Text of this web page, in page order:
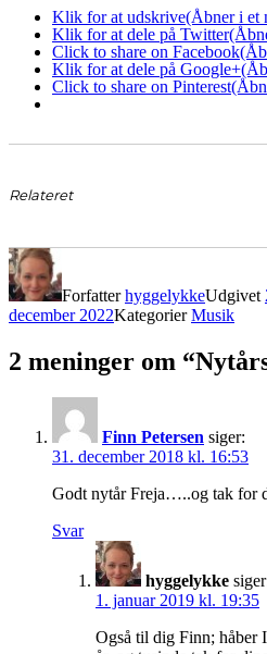
Klik for at udskrive(Åbner i et
Klik for at dele på
Click to share on
Klik for at dele på
Click to share on
Relateret
ForfatterhyggelykkeUdgivet
december 2022KategorierMusik
2 meninger om
Finn Petersen siger:
31. december 2018 kl. 16:53
Godt nytår Freja…..og tak for
Svar
hyggelykke
1. januar 2019 kl. 19:35
Også til dig Finn; håber